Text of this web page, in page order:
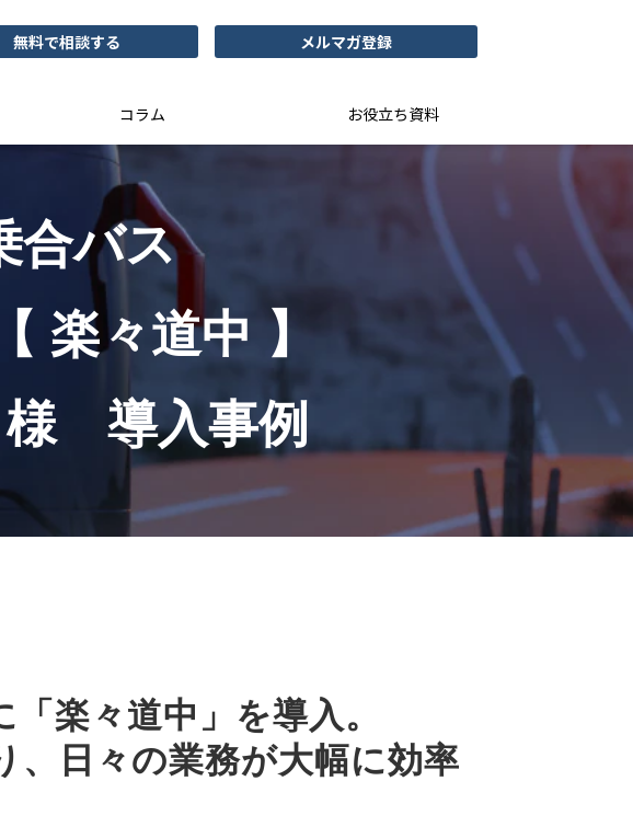
無料で相談する メルマガ登録
コラム お役立ち資料
合バス
楽々道中 】
　導入事例
楽々道中」を導入。
、日々の業務が大幅に効率